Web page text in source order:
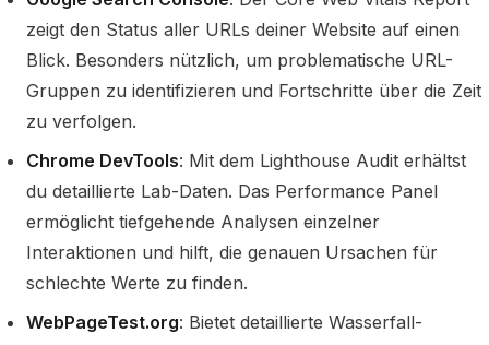
zeigt den Status aller URLs deiner Website auf einen
Blick. Besonders nützlich, um problematische URL-
Gruppen zu identifizieren und Fortschritte über die Zeit
zu verfolgen.
Chrome DevTools: Mit dem Lighthouse Audit erhältst
du detaillierte Lab-Daten. Das Performance Panel
ermöglicht tiefgehende Analysen einzelner
Interaktionen und hilft, die genauen Ursachen für
schlechte Werte zu finden.
WebPageTest.org: Bietet detaillierte Wasserfall-